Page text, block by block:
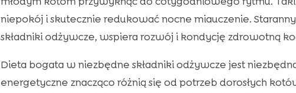
niepokój i skutecznie redukować nocne miauczenie.
składniki odżywcze, wspiera rozwój i kondycję zdrowotną
Dieta bogata w niezbędne składniki odżywcze jest
energetyczne znacząco różnią się od potrzeb dorosłych